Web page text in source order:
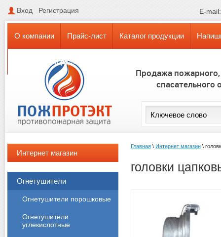
Вход Регистрация E-
Продажа
спасательного
О компании Прайс-лист Каталог продукции
Поставки оборудования в КАЗАХСТАН и БЕЛАРУСЬ
Главная\ Интернет магазин\
головки
Интернет магазин
Огнетушители
Огнетушители порошковые
Огнетушители
углекислотные